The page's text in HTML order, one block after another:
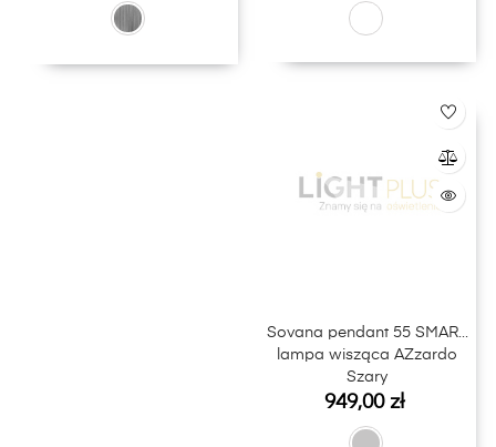
Sovana pendant 55 SMART
lampa wisząca AZzardo
Szary
Cena
949,00 zł